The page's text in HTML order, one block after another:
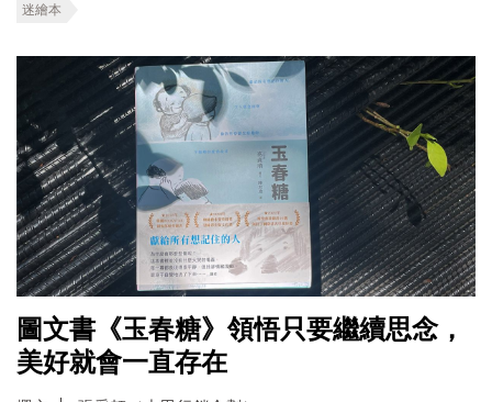
迷繪本
圖文書《玉春糖》領悟只要繼續思念，
美好就會一直存在